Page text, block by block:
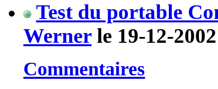
Test du portable
Wernerle 19-12-
Commentaires